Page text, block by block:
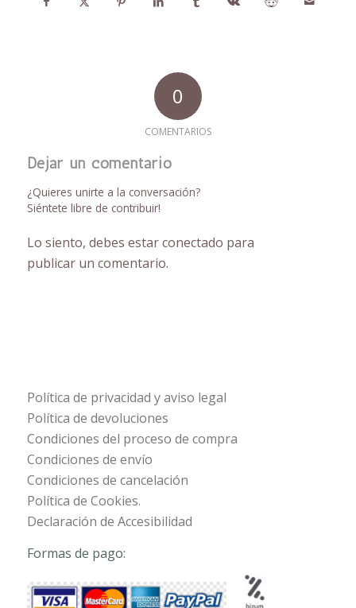
0
COMENTARIOS
Dejar un comentario
¿Quieres unirte a la conversación?
Siéntete libre de contribuir!
Lo siento, debes estarconectado para
publicar un comentario.
Política de privacidad y aviso legal
Política de devoluciones
Condiciones del proceso de compra
Condiciones de envío
Condiciones de cancelación
Política de Cookies.
Declaración de Accesibilidad
Formas de pago: